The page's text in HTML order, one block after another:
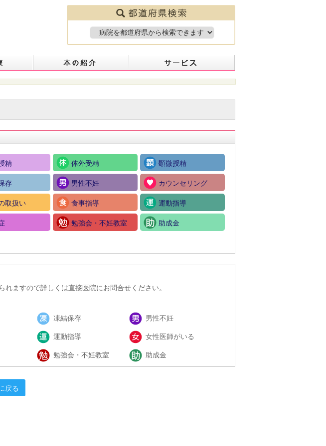
精 体外受精 顕微授精
存 男性不妊 カウンセリング
取扱い 食事指導 運動指導
勉強会・不妊教室 助成金
ますので詳しくは直接医院にお問合せください。
凍結保存 男性不妊
運動指導 女性医師がいる
勉強会・不妊教室 助成金
戻る